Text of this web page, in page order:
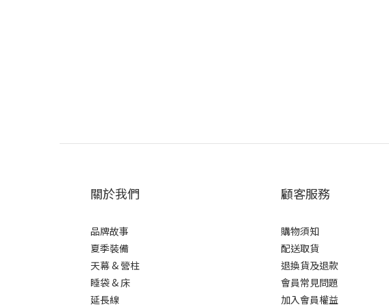
關於我們
品牌故事
夏季裝備
天幕 & 營柱
睡袋 & 床
延長線
顧客服務
購物須知
配送取貨
退換貨及退款
會員常見問題
加入會員權益